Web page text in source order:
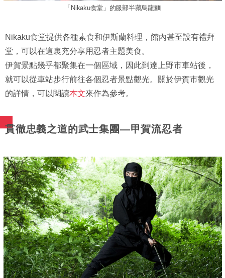
「Nikaku食堂」的服部半藏烏龍麵
Nikaku食堂提供各種素食和伊斯蘭料理，館內甚至設有禮拜
堂，可以在這裏充分享用忍者主題美食。
伊賀景點幾乎都聚集在一個區域，因此到達上野市車站後，
就可以從車站步行前往各個忍者景點觀光。關於伊賀市觀光
的詳情，可以閱讀本文來作為參考。
貫徹忠義之道的武士集團—甲賀流忍者